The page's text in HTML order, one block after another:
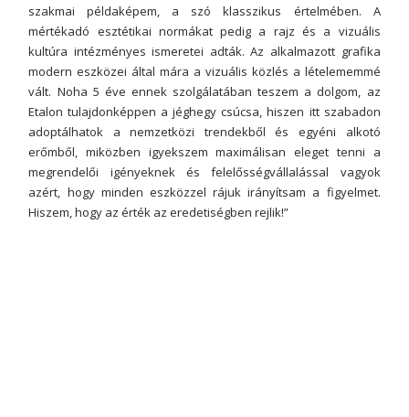
szakmai példaképem, a szó klasszikus értelmében. A
mértékadó esztétikai normákat pedig a rajz és a vizuális
kultúra intézményes ismeretei adták. Az alkalmazott grafika
modern eszközei által mára a vizuális közlés a lételememmé
vált. Noha 5 éve ennek szolgálatában teszem a dolgom, az
Etalon tulajdonképpen a jéghegy csúcsa, hiszen itt szabadon
adoptálhatok a nemzetközi trendekből és egyéni alkotó
erőmből, miközben igyekszem maximálisan eleget tenni a
megrendelői igényeknek és felelősségvállalással vagyok
azért, hogy minden eszközzel rájuk irányítsam a figyelmet.
Hiszem, hogy az érték az eredetiségben rejlik!”